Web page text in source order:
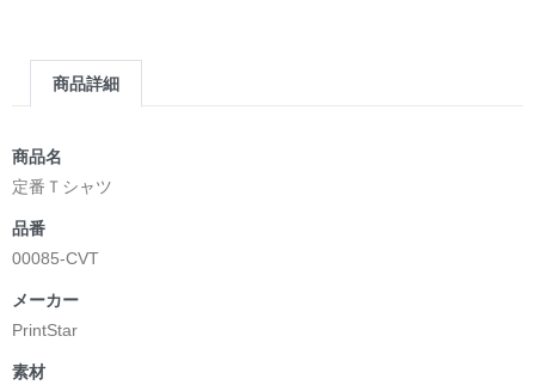
商品詳細
商品名
定番Ｔシャツ
品番
00085-CVT
メーカー
PrintStar
素材